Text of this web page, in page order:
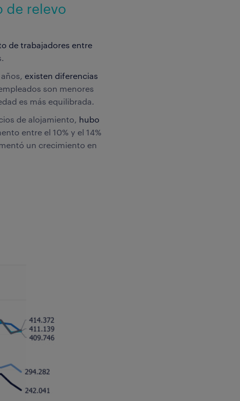
de relevo
de trabajadores entre
existen diferencias
son menores
es más equilibrada.
de alojamiento, hubo
entre el 10% y el 14%
un crecimiento en